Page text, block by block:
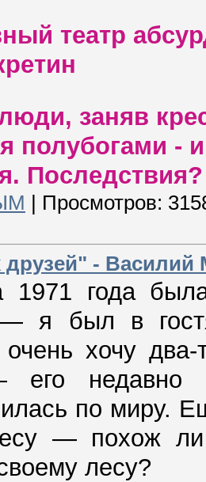
театр
заняв
полубогами -
Просмотров:
друзей" -
1971 года
— я был в
хочу
его
по миру.
— похож
лесу?